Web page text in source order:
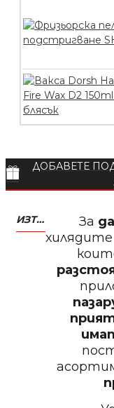
ДОБАВЕТЕ
ИЗТЕГЛЕТЕ МОБИЛНО ПРИЛОЖЕНИЕ ZASALONA За